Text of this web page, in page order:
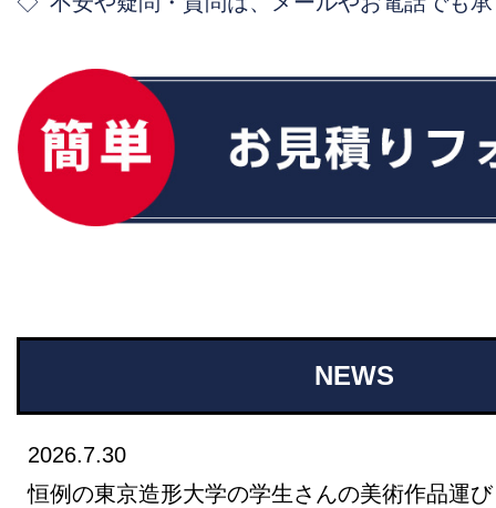
NEWS
2026.7.30
恒例の東京造形大学の学生さんの美術作品運び